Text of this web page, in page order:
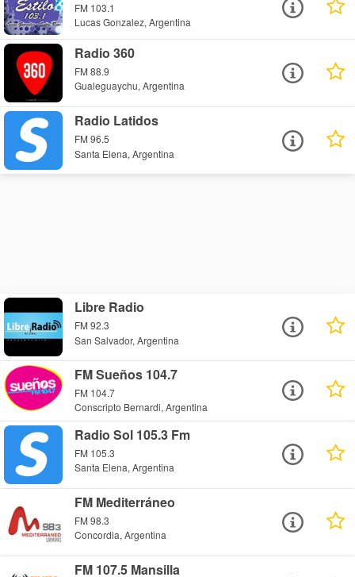
FM 103.1
Lucas Gonzalez, Argentina
Radio 360
FM 88.9
Gualeguaychu, Argentina
Radio Latidos
FM 96.5
Santa Elena, Argentina
Libre Radio
FM 92.3
San Salvador, Argentina
FM Sueños 104.7
FM 104.7
Conscripto Bernardi, Argentina
Radio Sol 105.3 Fm
FM 105.3
Santa Elena, Argentina
FM Mediterráneo
FM 98.3
Concordia, Argentina
FM 107.5 Mansilla